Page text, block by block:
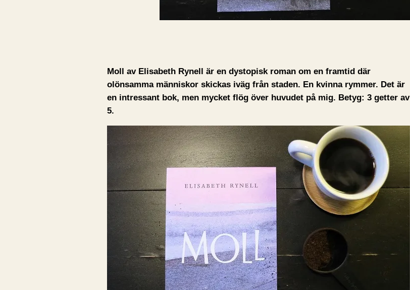
Moll av Elisabeth Rynell är en dystopisk roman om en framtid där
olönsamma människor skickas iväg från staden. En kvinna rymmer. Det är
en intressant bok, men mycket flög över huvudet på mig. Betyg: 3 getter av
5.